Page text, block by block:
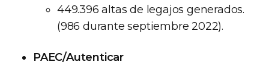
449.396 altas de legajos generados.
(986 durante septiembre 2022).
PAEC/Autenticar